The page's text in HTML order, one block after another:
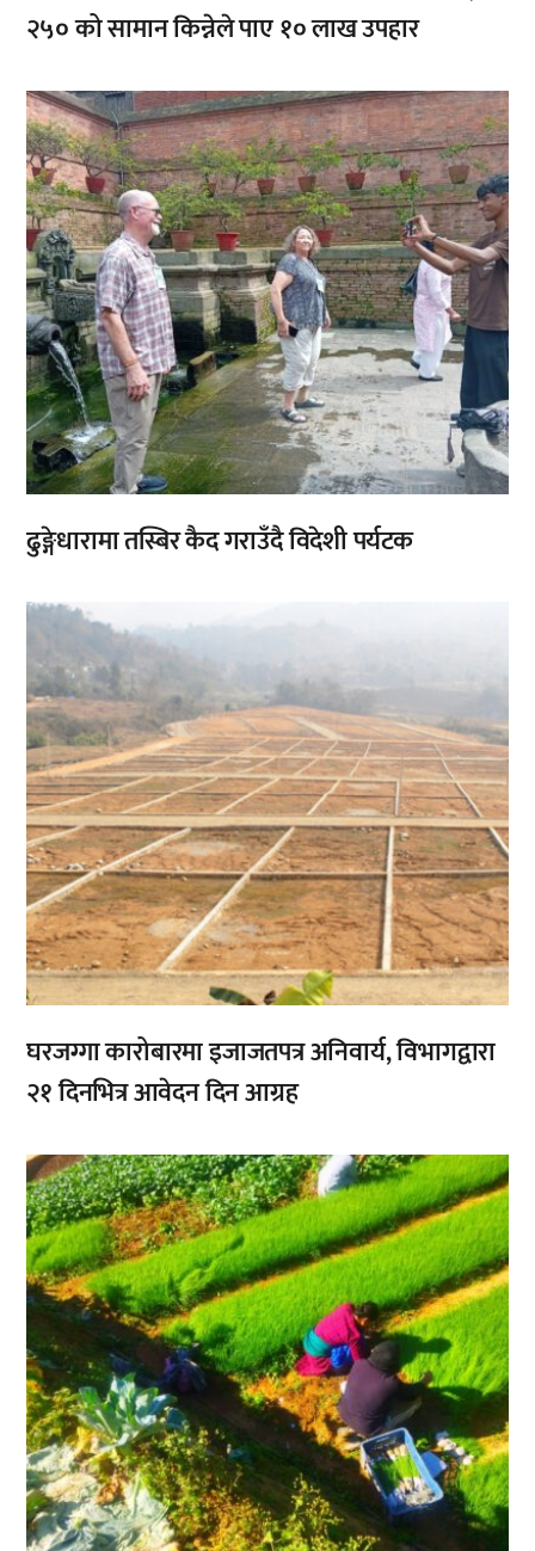
२५० को सामान किन्नेले पाए १० लाख उपहार
ढुङ्गेधारामा तस्बिर कैद गराउँदै विदेशी पर्यटक
,
घरजग्गा कारोबारमा इजाजतपत्र अनिवार्य, विभागद्वारा
२१ दिनभित्र आवेदन दिन आग्रह
,